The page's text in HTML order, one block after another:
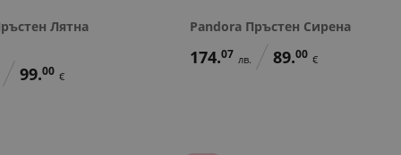
Лятна
99.00 €
Pandora Пръстен Сирена
174.07 лв. 89.00 €